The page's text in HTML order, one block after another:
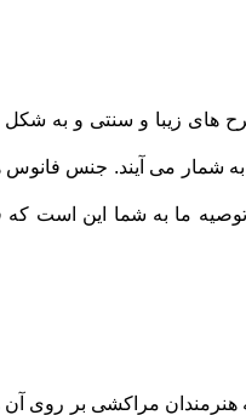
های زیبا و سنتی و به
می آیند. جنس فانوس
ما به شما این است
مراکشی بر روی آن ها